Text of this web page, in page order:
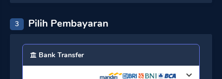
3 Pilih Pembayaran
Bank Transfer